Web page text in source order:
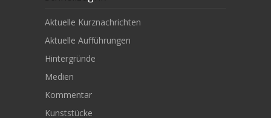
Aktuelle Kurznachrichten
Aktuelle Aufführungen
Hintergründe
Medien
Kommentar
Kunststücke